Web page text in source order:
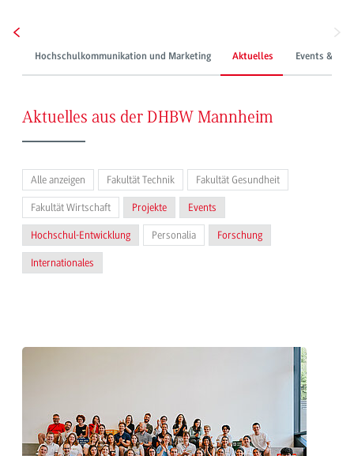
Hochschulkommunikation und Marketing Aktuelles Events &
Aktuelles aus der DHBW Mannheim
Alle anzeigen Fakultät Technik Fakultät Gesundheit
Fakultät Wirtschaft Projekte Events
Hochschul-Entwicklung Personalia Forschung
Internationales